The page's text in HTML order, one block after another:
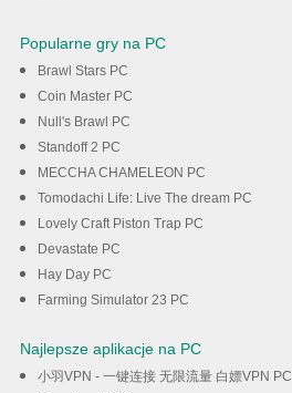
Popularne gry na PC
Brawl Stars PC
Coin Master PC
Null's Brawl PC
Standoff 2 PC
MECCHA CHAMELEON PC
Tomodachi Life: Live The dream PC
Lovely Craft Piston Trap PC
Devastate PC
Hay Day PC
Farming Simulator 23 PC
Najlepsze aplikacje na PC
小羽VPN - 一键连接 无限流量 白嫖VPN PC